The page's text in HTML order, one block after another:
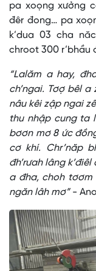
pa xoọng xưởng
đêr đong… pa
k’dua 03 cha
chroot 300 r’bhầu
“Lalăm a hay,
ch’ngai. Tơợ bêl
nâu kêi zập ngai
thu nhập cung ta
bơơn mơ 8 ức
cơ khí. Chr’năp
đh’rưah lâng
a đha, choh tơơm
ngăn lâh mơ”-